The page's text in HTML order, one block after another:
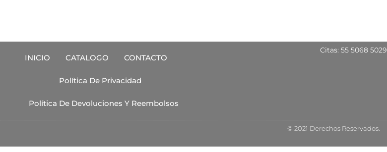
INICIO CATALOGO CONTACTO
Política De Privacidad
Política De Devoluciones Y Reembolsos
Citas: 55 5068 5029
© 2021 Derechos Reservados.